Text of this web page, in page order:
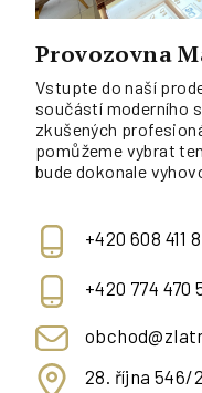
Provozovna
Vstupte do naší
součástí moderního
zkušených
pomůžeme vybrat
bude dokonale
+420 608 411
+420 774 470
28. října 546/